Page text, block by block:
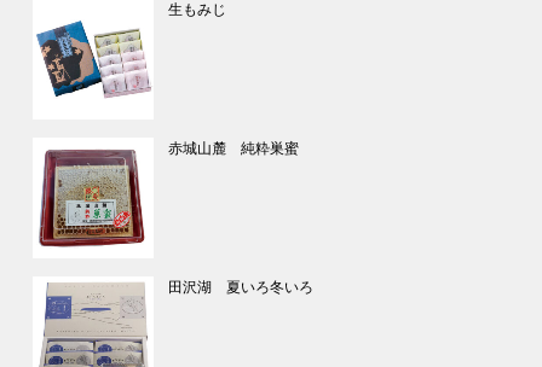
生もみじ
赤城山麓 純粋巣蜜
田沢湖 夏いろ冬いろ